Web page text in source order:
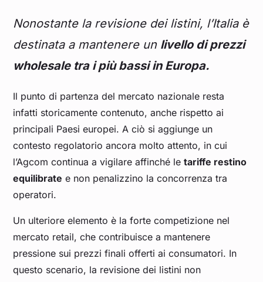
Nonostante la revisione dei listini, l’Italia è
destinata a mantenere un livello di prezzi
wholesale tra i più bassi in Europa.
Il punto di partenza del mercato nazionale resta
infatti storicamente contenuto, anche rispetto ai
principali Paesi europei. A ciò si aggiunge un
contesto regolatorio ancora molto attento, in cui
l’Agcom continua a vigilare affinché letariffe restino
equilibrate e non penalizzino la concorrenza tra
operatori.
Un ulteriore elemento è la forte competizione nel
mercato retail, che contribuisce a mantenere
pressione sui prezzi finali offerti ai consumatori. In
questo scenario, la revisione dei listini non